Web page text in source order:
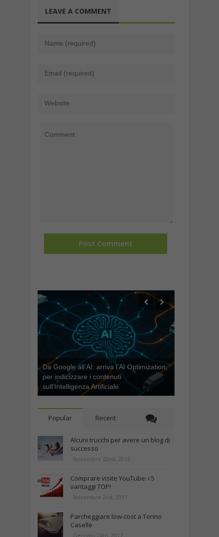
LEAVE A COMMENT
Da Google all’AI: arriva l’AI Optimization,
per indicizzare i contenuti
sull’Intelligenza Artificiale
Popular Recent
Alcuni trucchi per avere un blog di
successo
Novembre 22nd, 2016
Comprare visite YouTube: i 5
vantaggi TOP!
Novembre 2nd, 2017
Parcheggiare low-cost a Torino
Caselle
Gennaio 24th, 2017